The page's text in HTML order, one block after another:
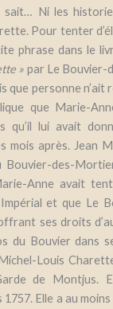
sait… Ni les
Pour tenter
phrase dans le
» par Le Bouvier-
que personne n’ait
que Marie-
qu’il lui avait
mois après. Jean
Bouvier-des-
Anne avait
et que Le
ses droits
du Bouvier dans
Louis
de Montjus.
1757. Elle a au